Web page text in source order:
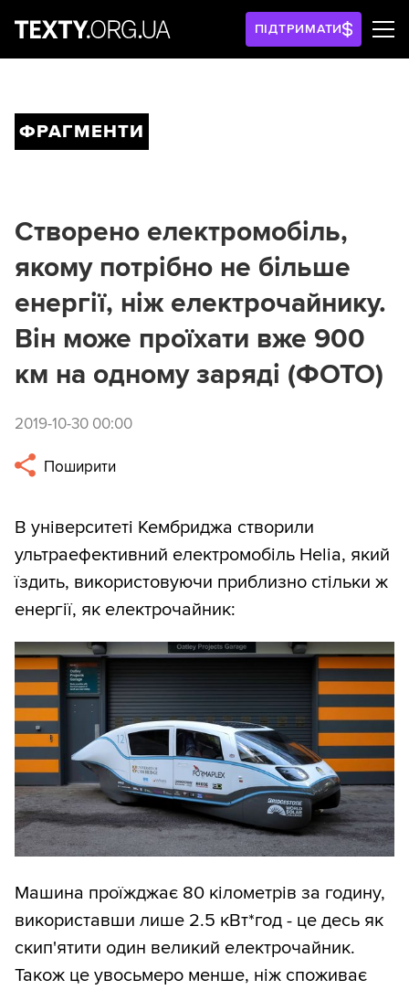
ПІДТРИМАТИ
ФРАГМЕНТИ
Створено електромобіль,
якому потрібно не більше
енергії, ніж електрочайнику.
Він може проїхати вже 900
км на одному заряді (ФОТО)
2019-10-30 00:00
Поширити
В університеті Кембриджа створили
ультраефективний електромобіль Helia, який
їздить, використовуючи приблизно стільки ж
енергії, як електрочайник:
Машина проїжджає 80 кілометрів за годину,
використавши лише 2.5 кВт*год - це десь як
скип'ятити один великий електрочайник.
Також це увосьмеро менше, ніж споживає